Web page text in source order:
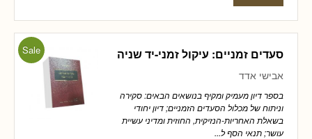
Sale סעדים זמניים: עיקול זמני-יד שניה
אבישי אדד
בספר דיון מעמיק ומקיף בנושאים הבאים: סקירה
וניתוח של מכלול הסעדים הזמניים; דיון יחודי
בשאלת האחריות-הנזיקית, החוזית ומדיני עשיית
עושר; תנאי הסף ל...